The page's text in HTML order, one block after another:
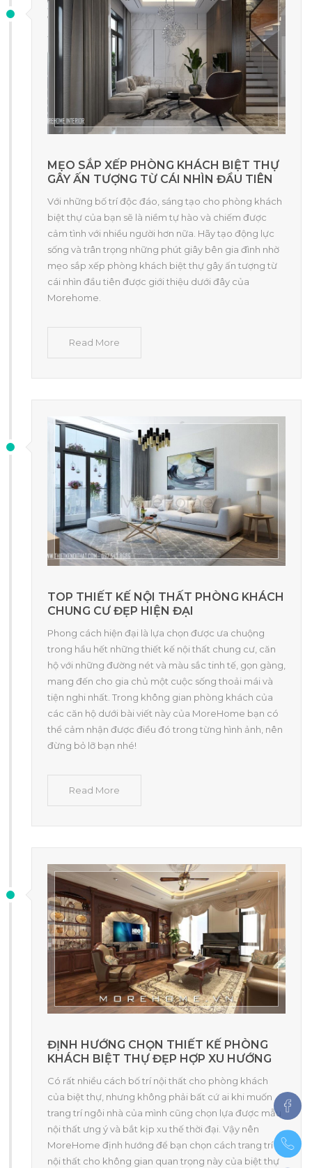
MẸO SẮP XẾP PHÒNG KHÁCH BIỆT THỰ
GÂY ẤN TƯỢNG TỪ CÁI NHÌN ĐẦU TIÊN
Với những bố trí độc đáo, sáng tạo cho phòng khách
biệt thự của bạn sẽ là niềm tự hào và chiếm được
cảm tình với nhiều người hơn nữa. Hãy tạo động lực
sống và trân trọng những phút giây bên gia đình nhờ
mẹo sắp xếp phòng khách biệt thự gây ấn tượng từ
cái nhìn đầu tiên được giới thiệu dưới đây của
Morehome.
Read More
TOP THIẾT KẾ NỘI THẤT PHÒNG KHÁCH
CHUNG CƯ ĐẸP HIỆN ĐẠI
Phong cách hiện đại là lựa chọn được ưa chuộng
trong hầu hết những thiết kế nội thất chung cư, căn
hộ với những đường nét và màu sắc tinh tế, gọn gàng,
mang đến cho gia chủ một cuộc sống thoải mái và
tiện nghi nhất. Trong không gian phòng khách của
các căn hộ dưới bài viết này của MoreHome bạn có
thể cảm nhận được điều đó trong từng hình ảnh, nên
đừng bỏ lỡ bạn nhé!
Read More
ĐỊNH HƯỚNG CHỌN THIẾT KẾ PHÒNG
KHÁCH BIỆT THỰ ĐẸP HỢP XU HƯỚNG
Có rất nhiều cách bố trí nội thất cho phòng khách
của biệt thự, nhưng không phải bất cứ ai khi muốn
trang trí ngôi nhà của mình cũng chọn lựa được mẫu
nội thất ưng ý và bắt kịp xu thế thời đại. Vậy nên
MoreHome định hướng để bạn chọn cách trang trí
nội thất cho không gian quan trọng này của biệt thự